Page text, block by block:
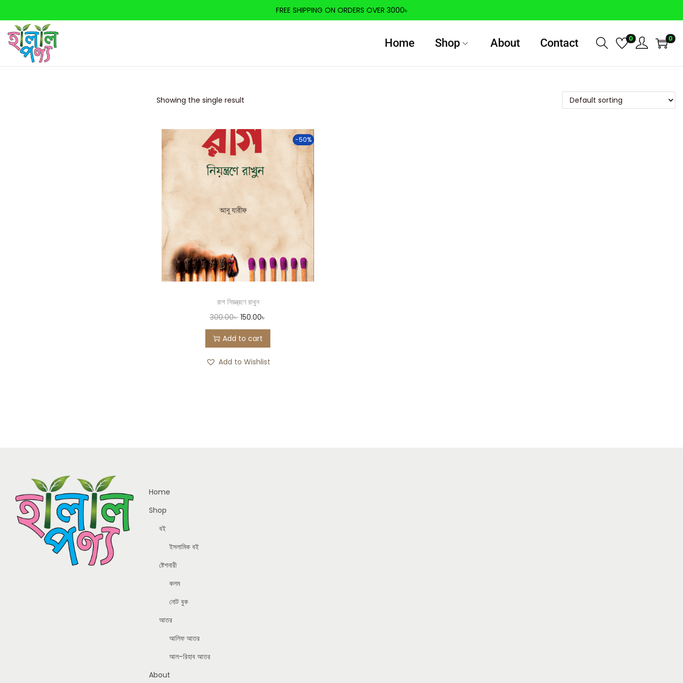
FREE SHIPPING ON ORDERS OVER 3000৳
Home Shop About Contact 0 0
Showing the single result
-50%
রাগ নিয়ন্ত্রণে রাখুন
300.00৳ 150.00৳
Add to cart
Add to Wishlist
Home
Shop
বই
ইসলামিক বই
ষ্টেশনারী
কলম
নোট বুক
আতর
আলিফ আতর
আল-রিহাব আতর
About